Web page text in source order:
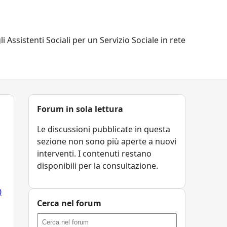
Assistenti Sociali per un Servizio Sociale in rete
Forum in sola lettura
Le discussioni pubblicate in questa
sezione non sono più aperte a nuovi
interventi. I contenuti restano
disponibili per la consultazione.
Cerca nel forum